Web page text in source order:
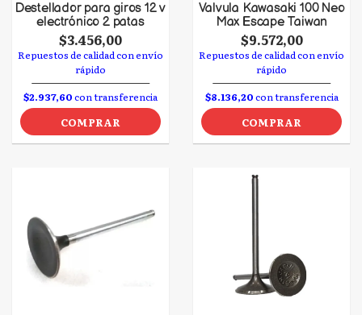
Destellador para giros 12 v
electrónico 2 patas
$3.456,00
Repuestos de calidad con envío
rápido
$2.937,60con transferencia
COMPRAR
Valvula Kawasaki 100 Neo
Max Escape Taiwan
$9.572,00
Repuestos de calidad con envío
rápido
$8.136,20con transferencia
COMPRAR